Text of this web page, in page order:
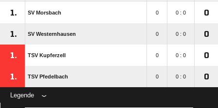
1. SV Morsbach 0 0 : 0 0
1. SV Westernhausen 0 0 : 0 0
1. TSV Kupferzell 0 0 : 0 0
1. TSV Pfedelbach 0 0 : 0 0
Legende